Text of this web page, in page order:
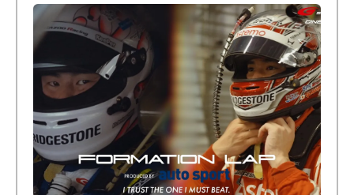
倒す相手を、信じてる。小林利徠斗 × 野村勇斗
【FORMATION LAP Produced by auto sport】
2026 Episode 2